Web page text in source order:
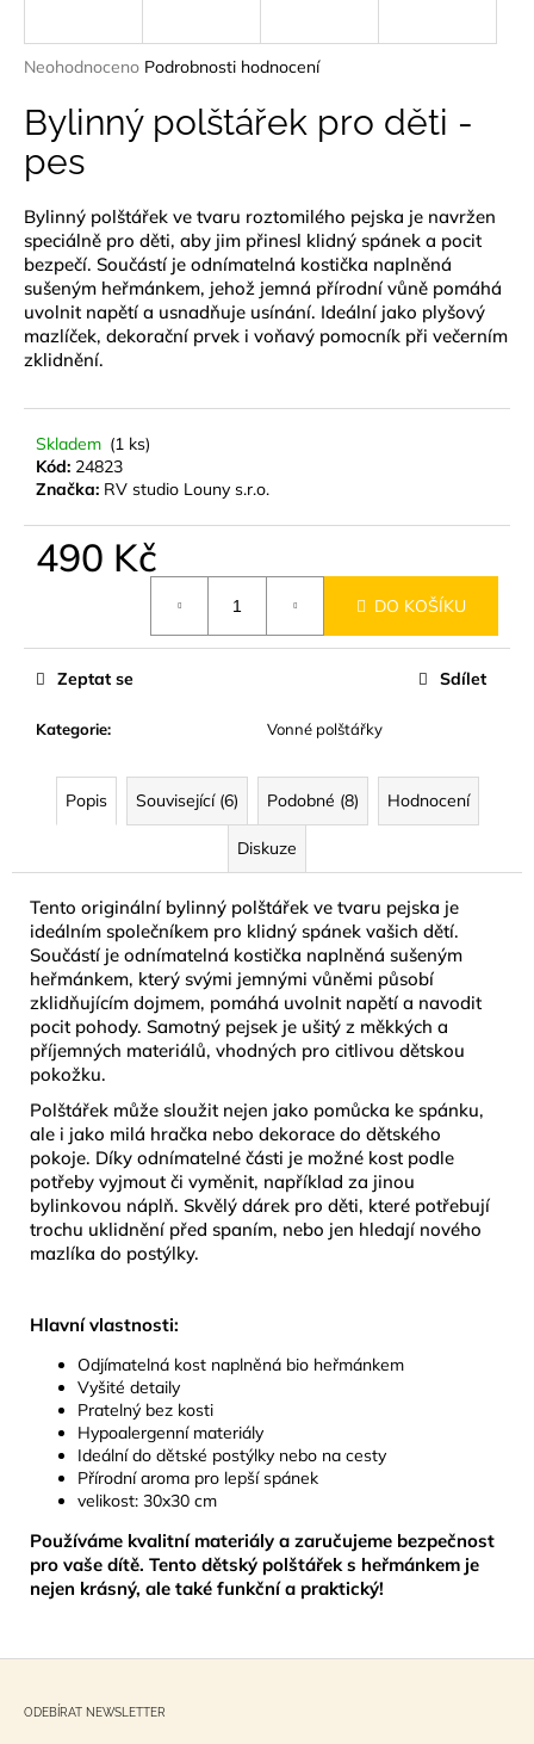
Průměrné
produktu
je
0,0
z
hvězdiček.
Neohodnoceno Podrobnosti hodnocení
Bylinný polštářek pro děti -
pes
Bylinný polštářek ve tvaru roztomilého pejska je navržen
speciálně pro děti, aby jim přinesl klidný spánek a pocit
bezpečí. Součástí je odnímatelná kostička naplněná
sušeným heřmánkem, jehož jemná přírodní vůně pomáhá
uvolnit napětí a usnadňuje usínání. Ideální jako plyšový
mazlíček, dekorační prvek i voňavý pomocník při večerním
zklidnění.
Skladem (1 ks)
Kód: 24823
Značka: RV studio Louny s.r.o.
490 Kč
DO KOŠÍKU
Kategorie: Vonné polštářky
Zeptat se Sdílet
Popis Související (6) Podobné (8) Hodnocení
Diskuze
Tento originální bylinný polštářek ve tvaru pejska je
ideálním společníkem pro klidný spánek vašich dětí.
Součástí je odnímatelná kostička naplněná sušeným
heřmánkem, který svými jemnými vůněmi působí
zklidňujícím dojmem, pomáhá uvolnit napětí a navodit
pocit pohody. Samotný pejsek je ušitý z měkkých a
příjemných materiálů, vhodných pro citlivou dětskou
pokožku.
Polštářek může sloužit nejen jako pomůcka ke spánku,
ale i jako milá hračka nebo dekorace do dětského
pokoje. Díky odnímatelné části je možné kost podle
potřeby vyjmout či vyměnit, například za jinou
bylinkovou náplň. Skvělý dárek pro děti, které potřebují
trochu uklidnění před spaním, nebo jen hledají nového
mazlíka do postýlky.
Hlavní vlastnosti:
Odjímatelná kost naplněná bio heřmánkem
Vyšité detaily
Pratelný bez kosti
Hypoalergenní materiály
Ideální do dětské postýlky nebo na cesty
Přírodní aroma pro lepší spánek
velikost: 30x30 cm
Používáme kvalitní materiály a zaručujeme bezpečnost
pro vaše dítě. Tento dětský polštářek s heřmánkem je
nejen krásný, ale také funkční a praktický!
j
t
?
HLEDAT
o
p
o
u
m
e
KRÉM
SOLÁRIA
DARK
74
Kč
ODEBÍRAT NEWSLETTER